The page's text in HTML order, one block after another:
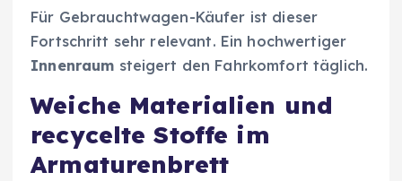
Für Gebrauchtwagen-Käufer ist dieser
Fortschritt sehr relevant. Ein hochwertiger
Innenraum steigert den Fahrkomfort täglich.
Weiche Materialien und
recycelte Stoffe im
Armaturenbrett